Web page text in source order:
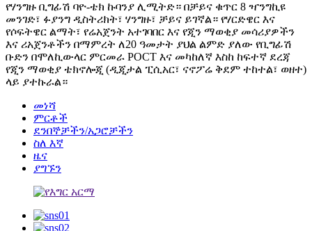
የሃንግዙ ቢግፊሽ ባዮ-ቴክ ኩባንያ ሊሚትድ። በቻይና ቁጥር 8 ዣንግኪዩ
መንገድ፣ ፉያንግ ዲስትሪክት፣ ሃንግዙ፣ ቻይና ይገኛል። የሃርድዌር እና
የሶፍትዌር ልማት፣ የሬአጀንት አተገባበር እና የጂን ማወቂያ መሳሪያዎችን
እና ሪአጀንቶችን በማምረት ለ20 ዓመታት ያህል ልምድ ያለው የቢግፊሽ
ቡድን በሞለኪውላር ምርመራ POCT እና መካከለኛ እስከ ከፍተኛ ደረጃ
የጂን ማወቂያ ቴክኖሎጂ (ዲጂታል ፒሲአር፣ ናኖፖሬ ቅደም ተከተል፣ ወዘተ)
ላይ ያተኩራል።
መነሻ
ምርቶች
ደንበኞቻችን/አጋሮቻችን
ስለ እኛ
ዜና
ያግኙን